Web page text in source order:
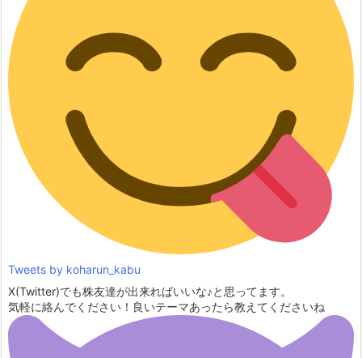
Tweets by koharun_kabu
X(Twitter)でも株友達が出来ればいいな♪と思ってます。
気軽に絡んでください！良いテーマあったら教えてくださいね